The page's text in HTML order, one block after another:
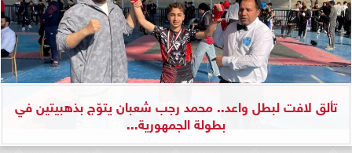
تألق لافت لبطل واعد.. محمد رجب شعبان يتوّج بذهبيتين في
بطولة الجمهورية...